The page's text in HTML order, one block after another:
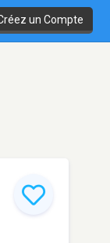
un Compte